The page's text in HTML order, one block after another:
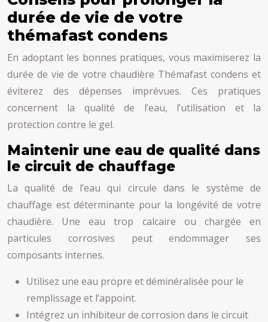
durée de vie de votre
thémafast condens
En adoptant les bonnes pratiques, vous maximiserez la
durée de vie de votre chaudière Thémafast condens et
éviterez des dépenses imprévues. Ces pratiques
concernent la qualité de l’eau, l’utilisation et la
protection contre le gel.
Maintenir une eau de qualité dans
le circuit de chauffage
La qualité de l’eau qui circule dans le système de
chauffage est déterminante pour la longévité de votre
chaudière. Une eau trop calcaire ou chargée en
particules corrosives peut endommager ses
composants internes.
Utilisez une eau propre et déminéralisée pour le
remplissage et l’appoint.
Intégrez un inhibiteur de corrosion dans le circuit